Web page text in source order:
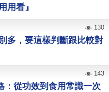
用看』
多，要這樣判斷跟比較對
130
：從功效到食用常識一次
143